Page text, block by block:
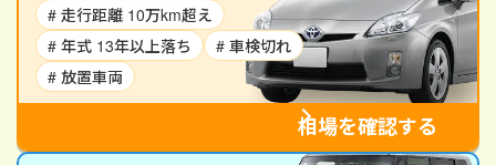
# 走行距離 10万km超え
# 年式 13年以上落ち
# 車検切れ
# 放置車両
相場を確認する